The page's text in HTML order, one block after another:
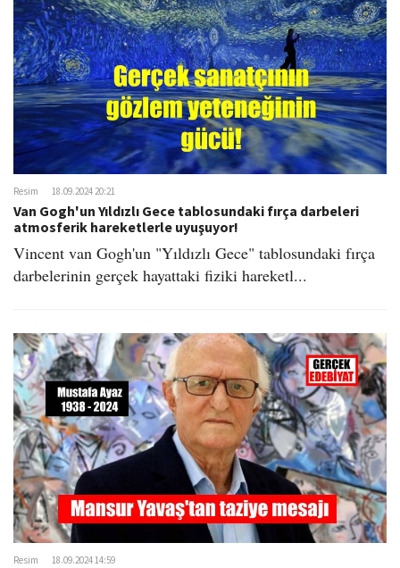
Resim 18.09.2024 20:21
Van Gogh'un Yıldızlı Gece tablosundaki fırça darbeleri
atmosferik hareketlerle uyuşuyor!
Vincent van Gogh'un "Yıldızlı Gece" tablosundaki fırça
darbelerinin gerçek hayattaki fiziki hareketl...
Resim 18.09.2024 14:59